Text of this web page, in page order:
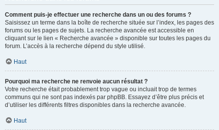
Comment puis-je effectuer une recherche dans un ou des forums ?
Saisissez un terme dans la boîte de recherche située sur l’index, les pages des
forums ou les pages de sujets. La recherche avancée est accessible en
cliquant sur le lien « Recherche avancée » disponible sur toutes les pages du
forum. L’accès à la recherche dépend du style utilisé.
Haut
Pourquoi ma recherche ne renvoie aucun résultat ?
Votre recherche était probablement trop vague ou incluait trop de termes
communs qui ne sont pas indexés par phpBB. Essayez d’être plus précis et
d’utiliser les différents filtres disponibles dans la recherche avancée.
Haut